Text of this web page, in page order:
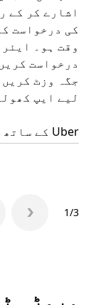
اشارے کر کے
کی درخواست
وقت ہو۔
درخواست
جگہ وزٹ
لیے ایپ
Uber کے ساتھ سواری کی درخواست کریں
1/3